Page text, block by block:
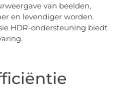
van beelden,
en levendiger worden.
HDR-ondersteuning biedt